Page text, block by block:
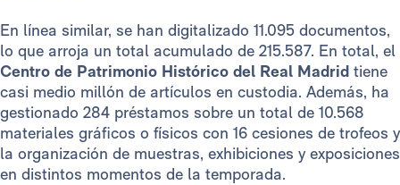
En línea similar, se han digitalizado 11.095 documentos,
lo que arroja un total acumulado de 215.587. En total, el
Centro de Patrimonio Histórico del Real Madrid tiene
casi medio millón de artículos en custodia. Además, ha
gestionado 284 préstamos sobre un total de 10.568
materiales gráficos o físicos con 16 cesiones de trofeos y
la organización de muestras, exhibiciones y exposiciones
en distintos momentos de la temporada.